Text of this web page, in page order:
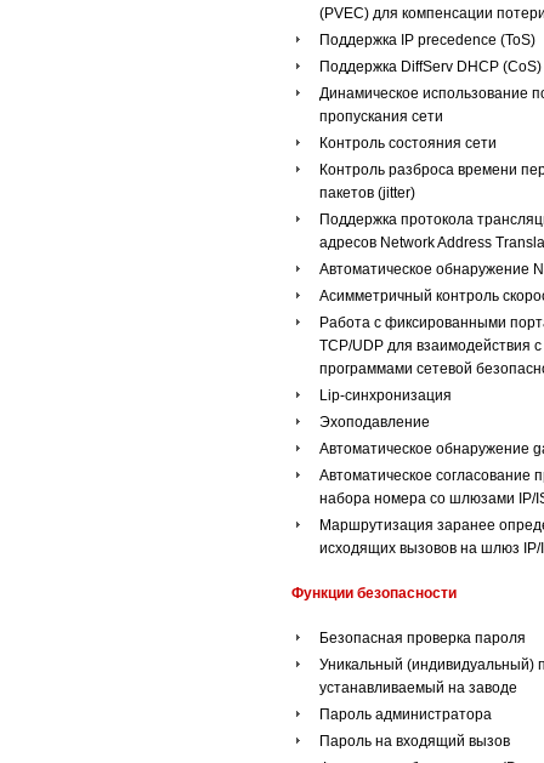
(PVEC) для компенсации
Поддержка IP precedence (ToS)
Поддержка DiffServ DHCP (CoS)
Динамическое использование
пропускания сети
Контроль состояния сети
Контроль разброса времени
пакетов (jitter)
Поддержка протокола
адресов Network Address
Автоматическое обнаружение
Асимметричный контроль
Работа с фиксированными
TCP/UDP для взаимодействия с
программами сетевой
Lip-синхронизация
Эхоподавление
Автоматическое обнаружение
Автоматическое согласование
набора номера со шлюзами IP/
Маршрутизация заранее
исходящих вызовов на шлюз IP/
Функции безопасности
Безопасная проверка пароля
Уникальный (индивидуальный)
устанавливаемый на заводе
Пароль администратора
Пароль на входящий вызов